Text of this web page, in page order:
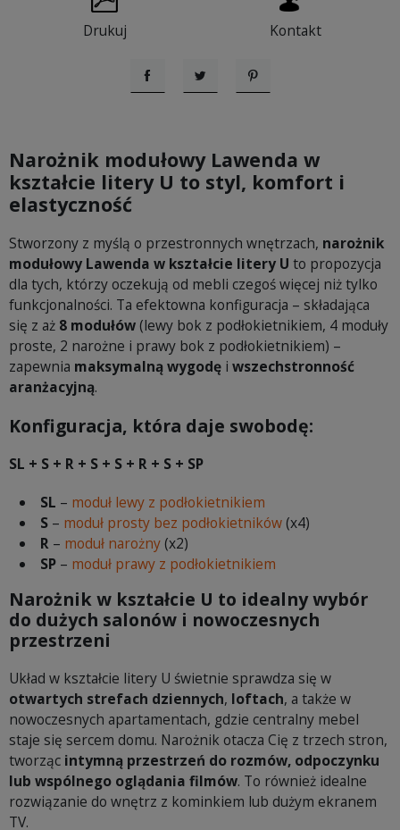
Drukuj Kontakt
UdostępnijTweetujPinterest
Narożnik modułowy Lawenda w
kształcie litery U to styl, komfort i
elastyczność
Stworzony z myślą o przestronnych wnętrzach, narożnik
modułowy Lawenda w kształcie litery U to propozycja
dla tych, którzy oczekują od mebli czegoś więcej niż tylko
funkcjonalności. Ta efektowna konfiguracja – składająca
się z aż 8 modułów(lewy bok z podłokietnikiem, 4 moduły
proste, 2 narożne i prawy bok z podłokietnikiem) –
zapewnia maksymalną wygodę i wszechstronność
aranżacyjną.
Konfiguracja, która daje swobodę:
SL + S + R + S + S + R + S + SP
SL – moduł lewy z podłokietnikiem
S– moduł prosty bez podłokietników(x4)
R– moduł narożny(x2)
SP– moduł prawy z podłokietnikiem
Narożnik w kształcie U to idealny wybór
do dużych salonów i nowoczesnych
przestrzeni
Układ w kształcie litery U świetnie sprawdza się w
otwartych strefach dziennych, loftach, a także w
nowoczesnych apartamentach, gdzie centralny mebel
staje się sercem domu. Narożnik otacza Cię z trzech stron,
tworząc intymną przestrzeń do rozmów, odpoczynku
lub wspólnego oglądania filmów. To również idealne
rozwiązanie do wnętrz z kominkiem lub dużym ekranem
TV.